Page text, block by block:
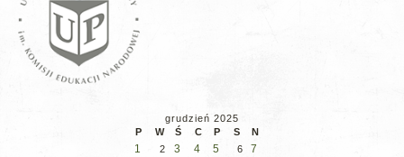
grudzień 2025
P
W Ś C P S N
1 2 3 4 5 6 7